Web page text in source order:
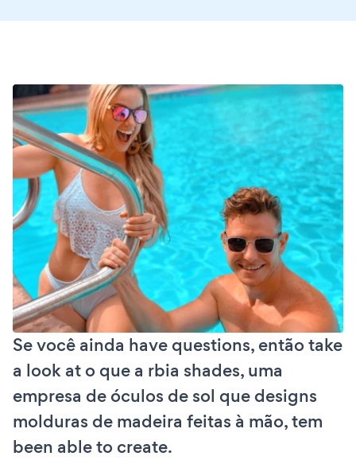
Se você ainda have questions, então take
a look at o que a rbia shades, uma
empresa de óculos de sol que designs
molduras de madeira feitas à mão, tem
been able to create.